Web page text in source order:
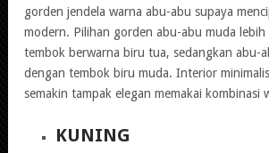
gorden jendela warna abu-abu supaya
modern. Pilihan gorden abu-abu muda lebih
tembok berwarna biru tua, sedangkan abu-
dengan tembok biru muda. Interior
semakin tampak elegan memakai kombinasi
KUNING